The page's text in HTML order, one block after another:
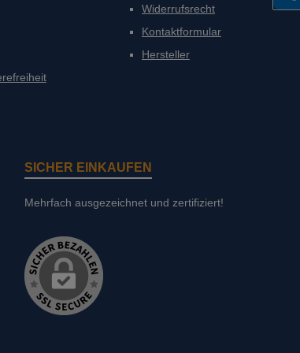
Widerrufsrecht
Kontaktformular
Hersteller
SICHER EINKAUFEN
Mehrfach ausgezeichnet und zertifiziert!